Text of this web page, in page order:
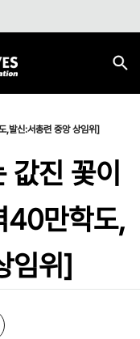
,발신:서총련 중앙 상임위]
진 꽃이
40만학도,
임위]